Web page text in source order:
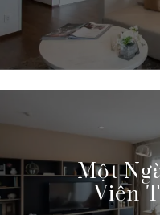
Một
Viên